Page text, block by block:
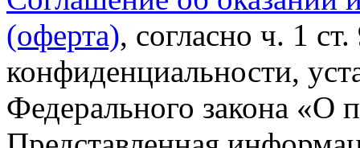
(оферта), согласно ч. 1
конфиденциальности,
Федерального закона «О